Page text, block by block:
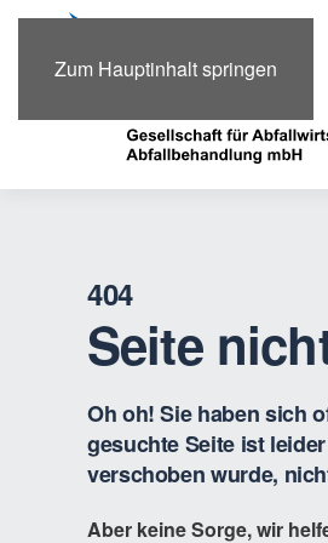
Zum Hauptinhalt springen
404
Seite
Oh oh! Sie haben sich
gesuchte Seite ist
verschoben wurde,
Aber keine Sorge, wir